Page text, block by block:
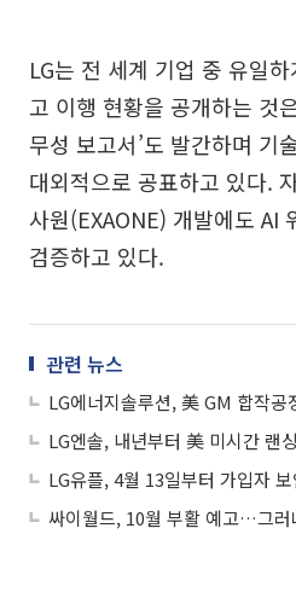
LG는 전 세계 기업 중 유일
고 이행 현황을 공개하는 것
무성 보고서’도 발간하며 기
대외적으로 공표하고 있다.
사원(EXAONE) 개발에도 AI
검증하고 있다.
관련 뉴스